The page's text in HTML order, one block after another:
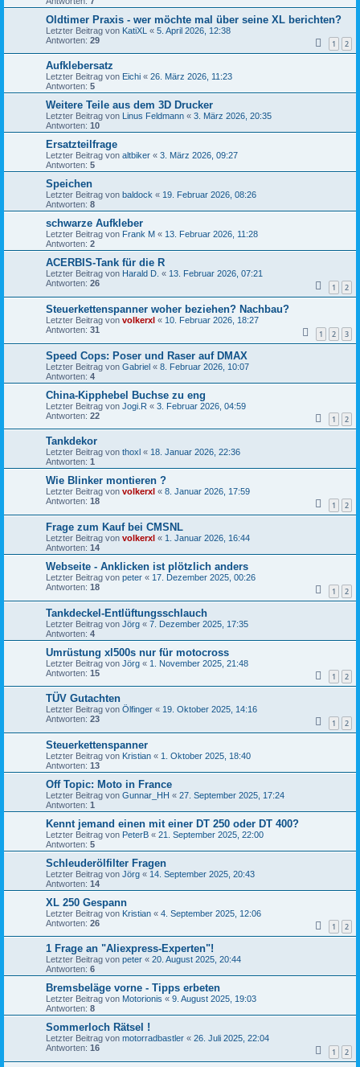
Oldtimer Praxis - wer möchte mal über seine XL berichten?
Letzter Beitrag von KatiXL « 5. April 2026, 12:38
Antworten: 29 1 2
Aufklebersatz
Letzter Beitrag von Eichi « 26. März 2026, 11:23
Antworten: 5
Weitere Teile aus dem 3D Drucker
Letzter Beitrag von Linus Feldmann « 3. März 2026, 20:35
Antworten: 10
Ersatzteilfrage
Letzter Beitrag von altbiker « 3. März 2026, 09:27
Antworten: 5
Speichen
Letzter Beitrag von baldock « 19. Februar 2026, 08:26
Antworten: 8
schwarze Aufkleber
Letzter Beitrag von Frank M « 13. Februar 2026, 11:28
Antworten: 2
ACERBIS-Tank für die R
Letzter Beitrag von Harald D. « 13. Februar 2026, 07:21
Antworten: 26 1 2
Steuerkettenspanner woher beziehen? Nachbau?
Letzter Beitrag von volkerxl « 10. Februar 2026, 18:27
Antworten: 31 1 2 3
Speed Cops: Poser und Raser auf DMAX
Letzter Beitrag von Gabriel « 8. Februar 2026, 10:07
Antworten: 4
China-Kipphebel Buchse zu eng
Letzter Beitrag von Jogi.R « 3. Februar 2026, 04:59
Antworten: 22 1 2
Tankdekor
Letzter Beitrag von thoxl « 18. Januar 2026, 22:36
Antworten: 1
Wie Blinker montieren ?
Letzter Beitrag von volkerxl « 8. Januar 2026, 17:59
Antworten: 18 1 2
Frage zum Kauf bei CMSNL
Letzter Beitrag von volkerxl « 1. Januar 2026, 16:44
Antworten: 14
Webseite - Anklicken ist plötzlich anders
Letzter Beitrag von peter « 17. Dezember 2025, 00:26
Antworten: 18 1 2
Tankdeckel-Entlüftungsschlauch
Letzter Beitrag von Jörg « 7. Dezember 2025, 17:35
Antworten: 4
Umrüstung xl500s nur für motocross
Letzter Beitrag von Jörg « 1. November 2025, 21:48
Antworten: 15 1 2
TÜV Gutachten
Letzter Beitrag von Ölfinger « 19. Oktober 2025, 14:16
Antworten: 23 1 2
Steuerkettenspanner
Letzter Beitrag von Kristian « 1. Oktober 2025, 18:40
Antworten: 13
Off Topic: Moto in France
Letzter Beitrag von Gunnar_HH « 27. September 2025, 17:24
Antworten: 1
Kennt jemand einen mit einer DT 250 oder DT 400?
Letzter Beitrag von PeterB « 21. September 2025, 22:00
Antworten: 5
Schleuderölfilter Fragen
Letzter Beitrag von Jörg « 14. September 2025, 20:43
Antworten: 14
XL 250 Gespann
Letzter Beitrag von Kristian « 4. September 2025, 12:06
Antworten: 26 1 2
1 Frage an "Aliexpress-Experten"!
Letzter Beitrag von peter « 20. August 2025, 20:44
Antworten: 6
Bremsbeläge vorne - Tipps erbeten
Letzter Beitrag von Motorionis « 9. August 2025, 19:03
Antworten: 8
Sommerloch Rätsel !
Letzter Beitrag von motorradbastler « 26. Juli 2025, 22:04
Antworten: 16 1 2